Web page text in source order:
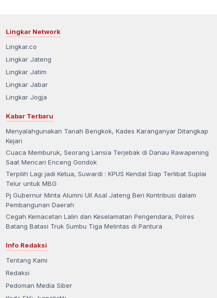
Lingkar Network
Lingkar.co
Lingkar Jateng
Lingkar Jatim
Lingkar Jabar
Lingkar Jogja
Kabar Terbaru
Menyalahgunakan Tanah Bengkok, Kades Karanganyar Ditangkap
Kejari
Cuaca Memburuk, Seorang Lansia Terjebak di Danau Rawapening
Saat Mencari Enceng Gondok
Terpilih Lagi jadi Ketua, Suwardi : KPUS Kendal Siap Terlibat Suplai
Telur untuk MBG
Pj Gubernur Minta Alumni UII Asal Jateng Beri Kontribusi dalam
Pembangunan Daerah
Cegah Kemacetan Lalin dan Keselamatan Pengendara, Polres
Batang Batasi Truk Sumbu Tiga Melintas di Pantura
Info Redaksi
Tentang Kami
Redaksi
Pedoman Media Siber